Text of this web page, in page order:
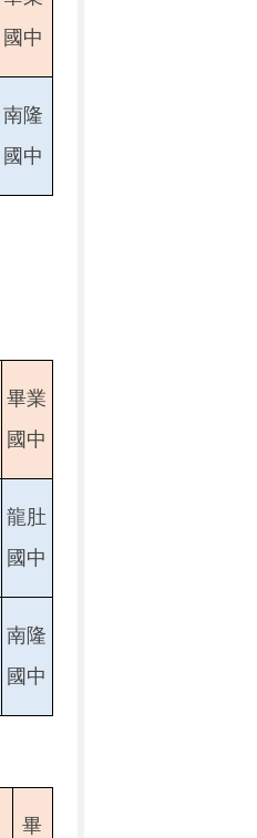
國中
南隆
國中
畢業
國中
龍肚
國中
南隆
國中
畢